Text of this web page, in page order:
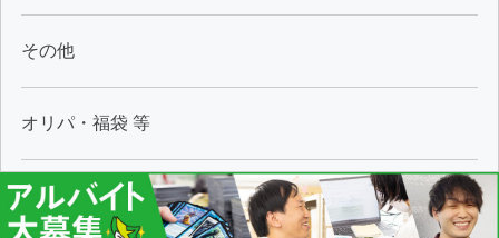
その他
オリパ・福袋 等